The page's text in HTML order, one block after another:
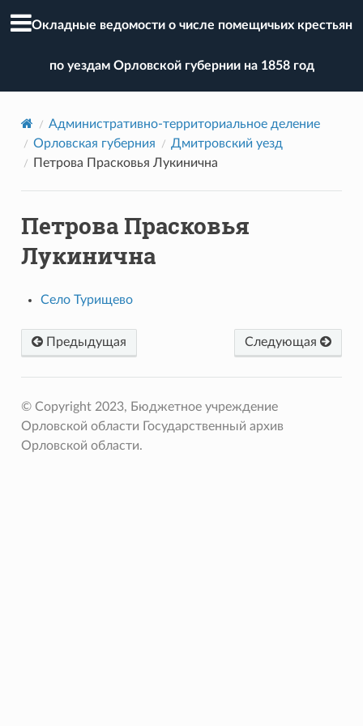
Окладные ведомости о числе помещичьих крестьян
по уездам Орловской губернии на 1858 год
Административно-территориальное деление
Орловская губерния
Дмитровский уезд
Петрова Прасковья Лукинична
Петрова Прасковья
Лукинична
Село Турищево
Предыдущая Следующая
© Copyright 2023, Бюджетное учреждение
Орловской области Государственный архив
Орловской области.